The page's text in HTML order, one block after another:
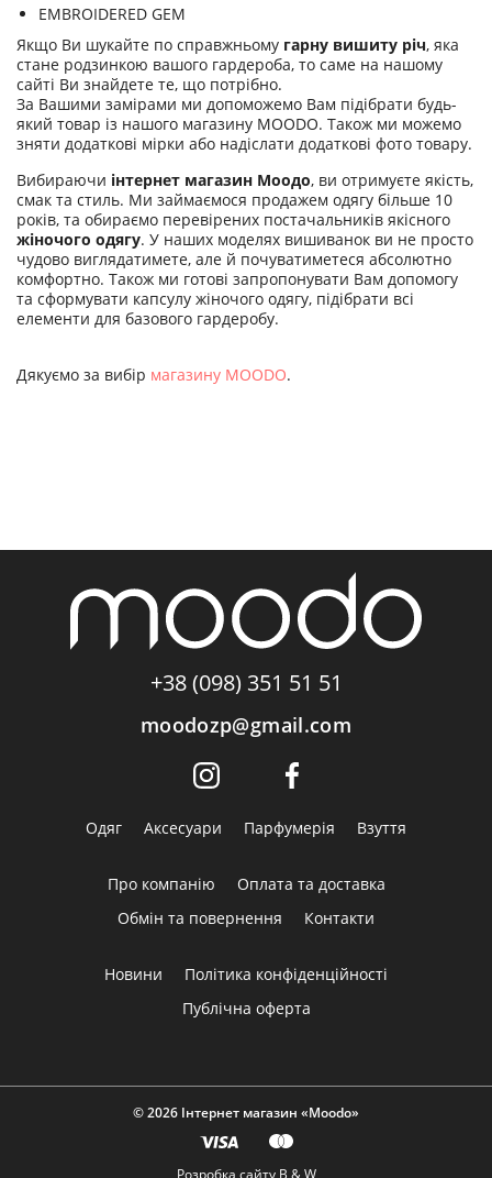
EMBROIDERED GEM
Якщо Ви шукайте по справжньому гарну вишиту річ, яка
стане родзинкою вашого гардероба, то саме на нашому
сайті Ви знайдете те, що потрібно.
За Вашими замірами ми допоможемо Вам підібрати будь-
який товар із нашого магазину MOODO. Також ми можемо
зняти додаткові мірки або надіслати додаткові фото товару.
Вибираючи інтернет магазин Моодо, ви отримуєте якість,
смак та стиль. Ми займаємося продажем одягу більше 10
років, та обираємо перевірених постачальників якісного
жіночого одягу. У наших моделях вишиванок ви не просто
чудово виглядатимете, але й почуватиметеся абсолютно
комфортно. Також ми готові запропонувати Вам допомогу
та сформувати капсулу жіночого одягу, підібрати всі
елементи для базового гардеробу.
Дякуємо за вибір магазину MOODO.
+38 (098) 351 51 51
moodozp@gmail.com
Одяг Аксесуари Парфумерія Взуття
Про компанію
Оплата та доставка
Обмін та повернення
Контакти
Новини
Політика конфіденційності
Публічна оферта
© 2026 Інтернет магазин «Moodo»